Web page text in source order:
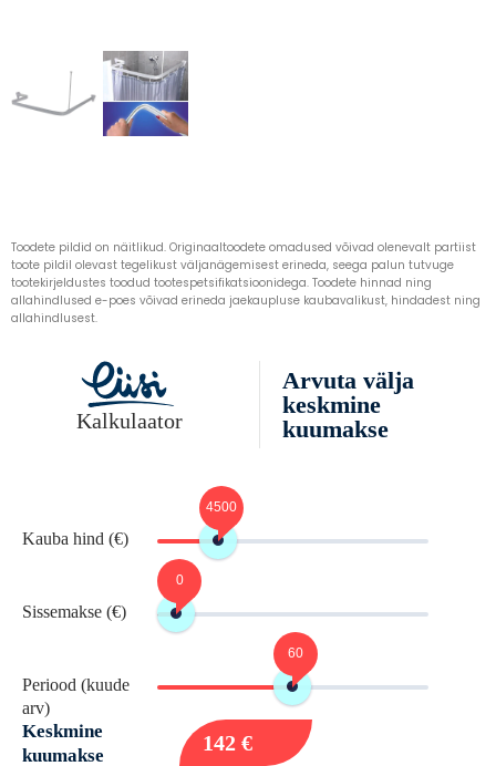
Toodete pildid on näitlikud. Originaaltoodete omadused võivad olenevalt partiist
toote pildil olevast tegelikust väljanägemisest erineda, seega palun tutvuge
tootekirjeldustes toodud tootespetsifikatsioonidega. Toodete hinnad ning
allahindlused e-poes võivad erineda jaekaupluse kaubavalikust, hindadest ning
allahindlusest.